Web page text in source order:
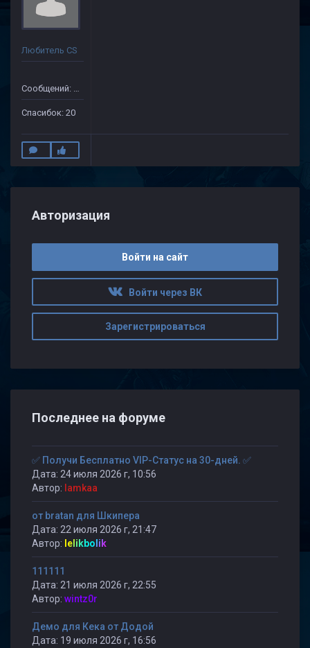
Любитель CS
Сообщений: 149
Спасибок: 20
Авторизация
Войти на сайт
Войти через ВК
Зарегистрироваться
Последнее на форуме
✅ Получи Бесплатно VIP-Статус на 30-дней. ✅
Дата: 24 июля 2026 г, 10:56
Автор: lamkaa
от bratan для Шкипера
Дата: 22 июля 2026 г, 21:47
Автор: lelikbolik
111111
Дата: 21 июля 2026 г, 22:55
Автор: wintz0r
Демо для Кека от Додой
Дата: 19 июля 2026 г, 16:56